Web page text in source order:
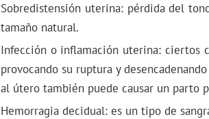
Sobredistensión uterina: pérdida del
tamaño natural.
Infección o inflamación uterina: ciertos
provocando su ruptura y
al útero también puede causar un parto
Hemorragia decidual: es un tipo de